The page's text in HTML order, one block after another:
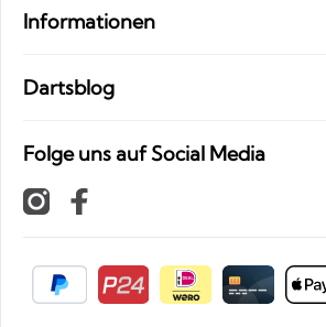
Informationen
Dartsblog
Folge uns auf Social Media